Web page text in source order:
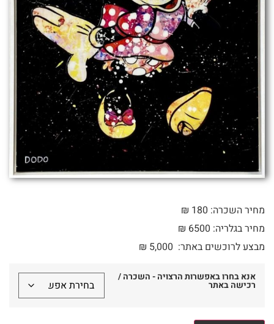
מחיר השכרה: 180 ₪
מחיר בגלריה: 6500 ₪
מבצע לרוכשים באתר:
₪ 5,000
אנא בחרו באפשרות הרצויה - השכרה /
רכישה באתר